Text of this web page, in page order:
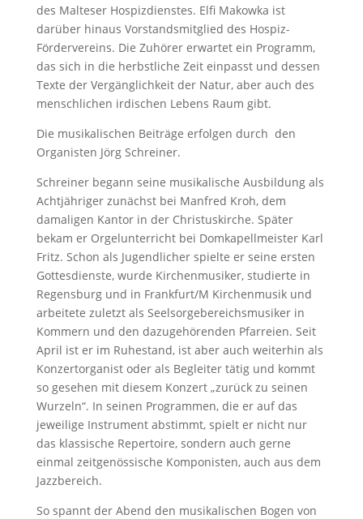
des Malteser Hospizdienstes. Elfi Makowka ist
darüber hinaus Vorstandsmitglied des Hospiz-
Fördervereins. Die Zuhörer erwartet ein Programm,
das sich in die herbstliche Zeit einpasst und dessen
Texte der Vergänglichkeit der Natur, aber auch des
menschlichen irdischen Lebens Raum gibt.
Die musikalischen Beiträge erfolgen durch den
Organisten Jörg Schreiner.
Schreiner begann seine musikalische Ausbildung als
Achtjähriger zunächst bei Manfred Kroh, dem
damaligen Kantor in der Christuskirche. Später
bekam er Orgelunterricht bei Domkapellmeister Karl
Fritz. Schon als Jugendlicher spielte er seine ersten
Gottesdienste, wurde Kirchenmusiker, studierte in
Regensburg und in Frankfurt/M Kirchenmusik und
arbeitete zuletzt als Seelsorgebereichsmusiker in
Kommern und den dazugehörenden Pfarreien. Seit
April ist er im Ruhestand, ist aber auch weiterhin als
Konzertorganist oder als Begleiter tätig und kommt
so gesehen mit diesem Konzert „zurück zu seinen
Wurzeln“. In seinen Programmen, die er auf das
jeweilige Instrument abstimmt, spielt er nicht nur
das klassische Repertoire, sondern auch gerne
einmal zeitgenössische Komponisten, auch aus dem
Jazzbereich.
So spannt der Abend den musikalischen Bogen von